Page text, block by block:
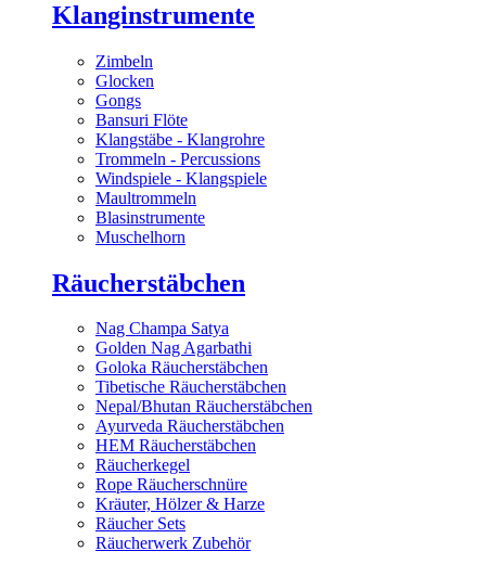
Klanginstrumente
Zimbeln
Glocken
Gongs
Bansuri Flöte
Klangstäbe - Klangrohre
Trommeln - Percussions
Windspiele - Klangspiele
Maultrommeln
Blasinstrumente
Muschelhorn
Räucherstäbchen
Nag Champa Satya
Golden Nag Agarbathi
Goloka Räucherstäbchen
Tibetische Räucherstäbchen
Nepal/Bhutan Räucherstäbchen
Ayurveda Räucherstäbchen
HEM Räucherstäbchen
Räucherkegel
Rope Räucherschnüre
Kräuter, Hölzer & Harze
Räucher Sets
Räucherwerk Zubehör